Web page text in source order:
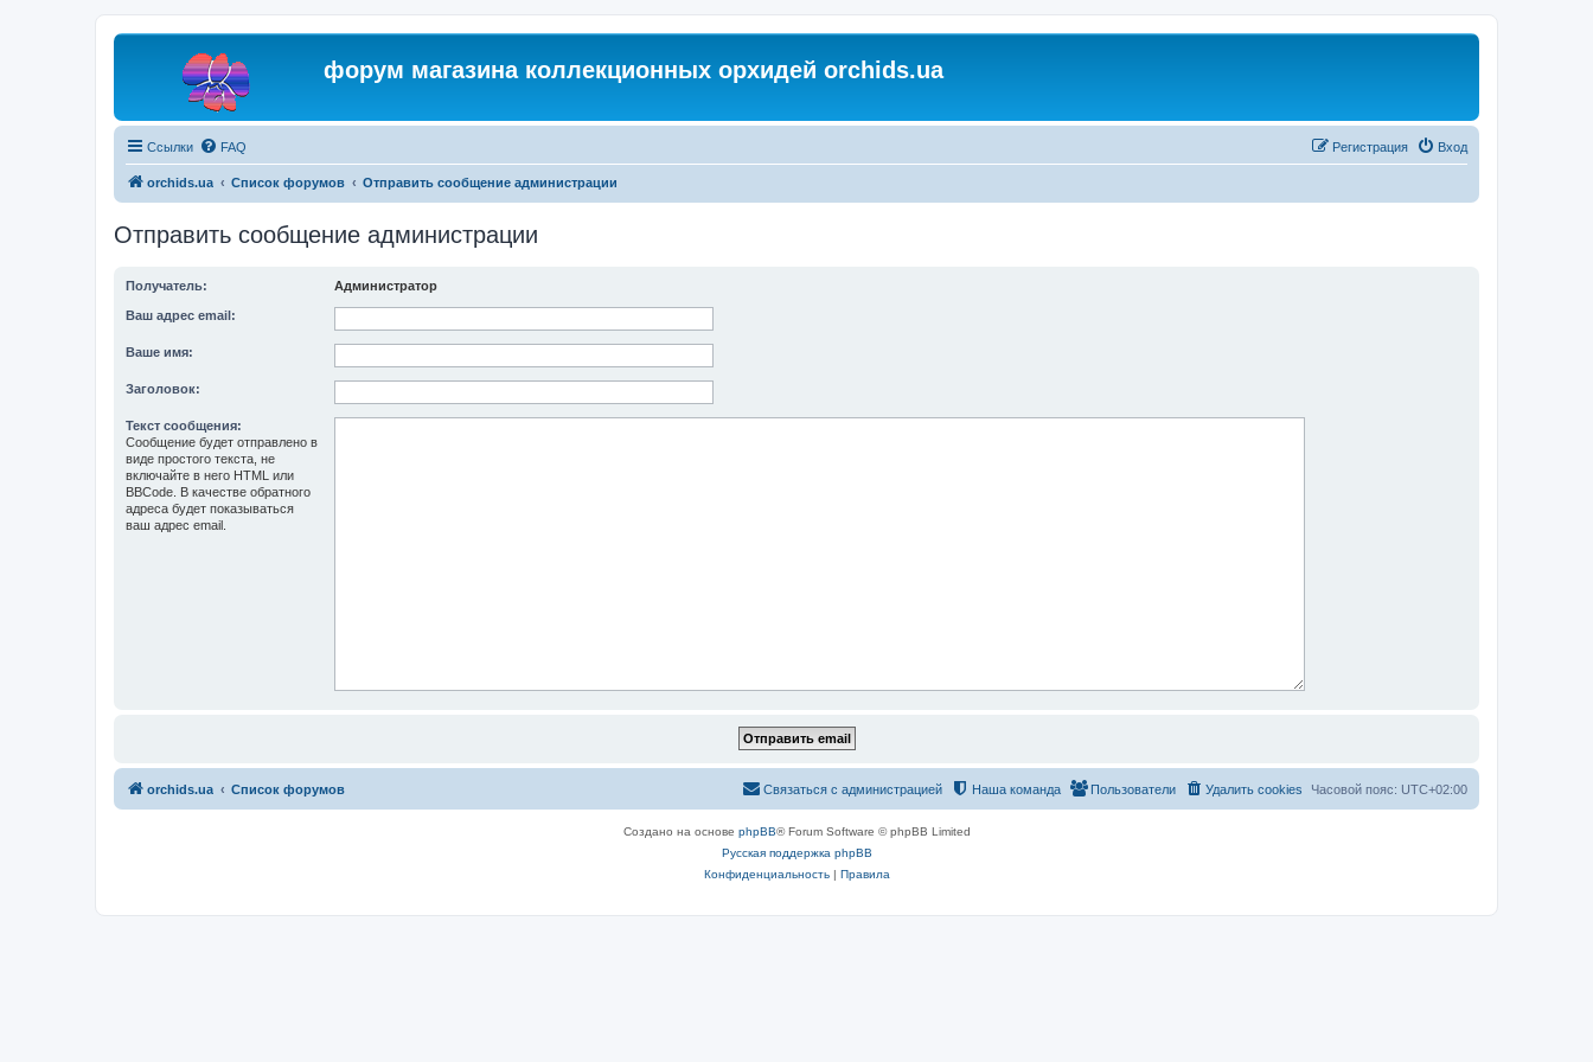
форум магазина коллекционных орхидей orchids.ua
Ссылки FAQ Вход
Регистрация
orchids.ua Список форумов Отправить сообщение администрации
Отправить сообщение администрации
Получатель: Администратор
Ваш адрес email:
Ваше имя:
Заголовок:
Текст сообщения:
Сообщение будет отправлено в
виде простого текста, не
включайте в него HTML или
BBCode. В качестве обратного
адреса будет показываться
ваш адрес email.
orchids.ua Список форумов Часовой пояс: UTC+02:00
Удалить cookies
Пользователи
Наша команда
Связаться с администрацией
Создано на основе phpBB® Forum Software © phpBB Limited
Русская поддержка phpBB
Конфиденциальность| Правила